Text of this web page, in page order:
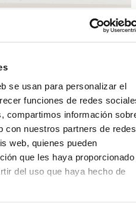
se usan para personalizar el
funciones de redes
compartimos información
con nuestros partners de redes
web, quienes pueden
que les haya proporcionado
del uso que haya hecho de